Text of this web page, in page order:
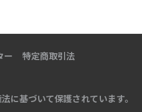
ー 特定商取引法
に基づいて保護されています。